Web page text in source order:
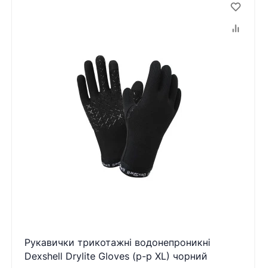
Рукавички трикотажні водонепроникні
Dexshell Drylite Gloves (р-р XL) чорний